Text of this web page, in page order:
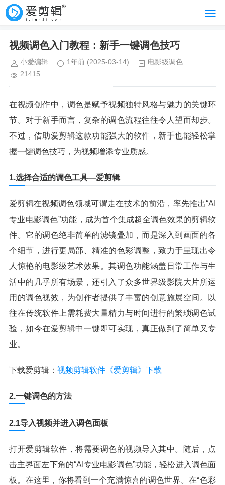
视频调色入门教程：新手一键调色技巧
小爱编辑 1年前 (2025-03-14)
电影级调色
21415
在视频创作中，调色是赋予视频独特风格与魅力的关键环
节。对于新手而言，复杂的调色流程往往令人望而却步。
不过，借助爱剪辑这款功能强大的软件，新手也能轻松掌
握一键调色技巧，为视频增添专业质感。
1.选择合适的调色工具—爱剪辑
爱剪辑在视频调色领域可谓走在技术的前沿，率先推出“AI
专业电影调色”功能，成为首个集成超全调色效果的剪辑软
件。它的调色绝非简单的滤镜叠加，而是深入到画面的各
个细节，进行更局部、精准的色彩调整，致力于呈现出令
人惊艳的电影级艺术效果。其调色功能涵盖日常工作与生
活中的几乎所有场景，还引入了众多世界级影院大片所运
用的调色视效，为创作者提供了丰富的创意施展空间。以
往在传统软件上需耗费大量精力与时间进行的繁琐调色试
验，如今在爱剪辑中一键即可实现，真正做到了简单又专
业。
下载爱剪辑： 视频剪辑软件《爱剪辑》下载
2.一键调色的方法
2.1导入视频并进入调色面板
打开爱剪辑软件，将需要调色的视频导入其中。随后，点
击主界面左下角的“AI专业电影调色”功能，轻松进入调色面
板。在这里，你将看到一个充满惊喜的调色世界。在“色彩